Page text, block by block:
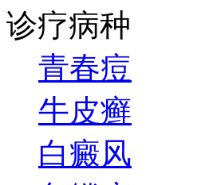
诊疗病种
青春痘
牛皮癣
白癜风